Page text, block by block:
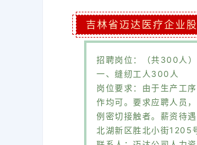
吉林省迈达医疗企业
招聘岗位：（共300人）
一、缝纫工人300人
岗位要求：由于生产工
作均可。要求应聘人员
例密切接触者。薪资待
北湖新区胜北小街1205